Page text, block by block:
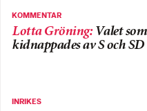
KOMMENTAR
Lotta Gröning: Valet som
kidnappades av S och SD
INRIKES